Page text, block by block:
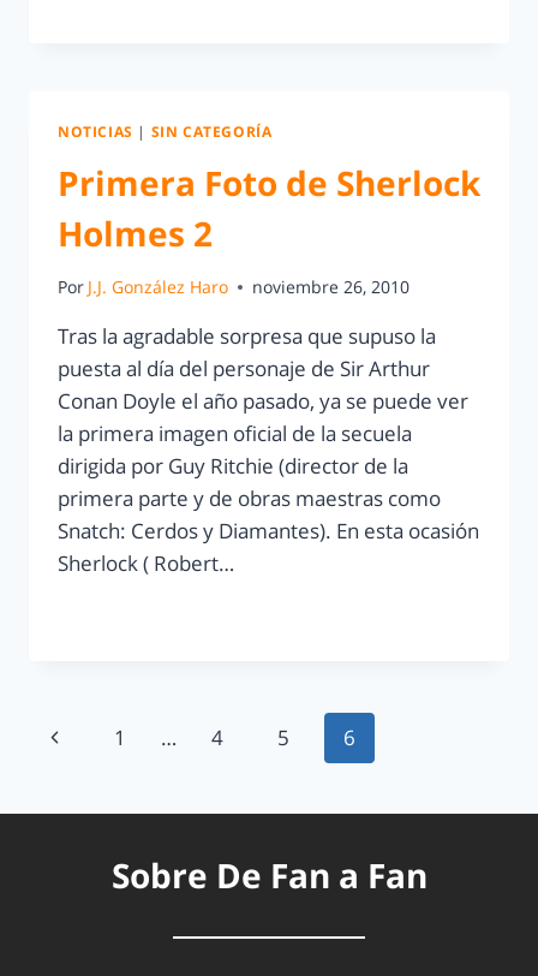
NOTICIAS | SIN CATEGORÍA
Primera Foto de Sherlock
Holmes 2
Por J.J. González Haro noviembre 26, 2010
Tras la agradable sorpresa que supuso la
puesta al día del personaje de Sir Arthur
Conan Doyle el año pasado, ya se puede ver
la primera imagen oficial de la secuela
dirigida por Guy Ritchie (director de la
primera parte y de obras maestras como
Snatch: Cerdos y Diamantes). En esta ocasión
Sherlock ( Robert…
1 … 4 5 6
Sobre De Fan a Fan